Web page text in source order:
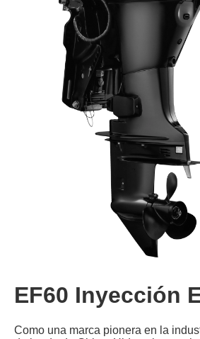
EF60 Inyección
Como una marca pionera en la